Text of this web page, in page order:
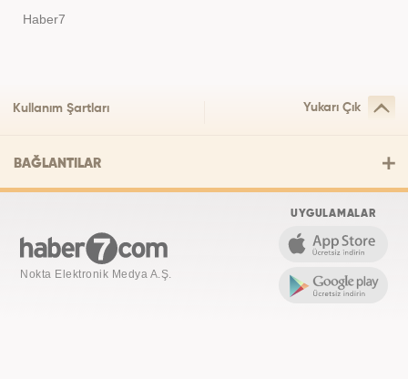
Haber7
Kullanım Şartları Yukarı Çık
BAĞLANTILAR
Nokta Elektronik Medya A.Ş.
UYGULAMALAR